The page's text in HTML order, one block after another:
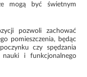
mogą być świetnym
pozwoli zachować
pomieszczenia, będąc
czy spędzania
i funkcjonalnego